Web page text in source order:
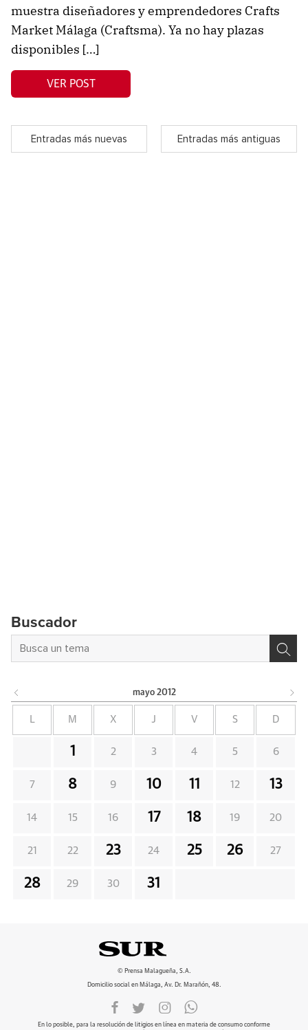
muestra diseñadores y emprendedores Crafts
Market Málaga (Craftsma). Ya no hay plazas
disponibles […]
VER POST
Entradas más nuevas Entradas más antiguas
Buscador
mayo 2012
L M X J V S D
1 2 3 4 5 6
7 8 9 10 11 12 13
14 15 16 17 18 19 20
21 22 23 24 25 26 27
28 29 30 31
© Prensa Malagueña, S.A.
Domicilio social en Málaga, Av. Dr. Marañón, 48.
En lo posible, para la resolución de litigios en línea en materia de consumo conforme